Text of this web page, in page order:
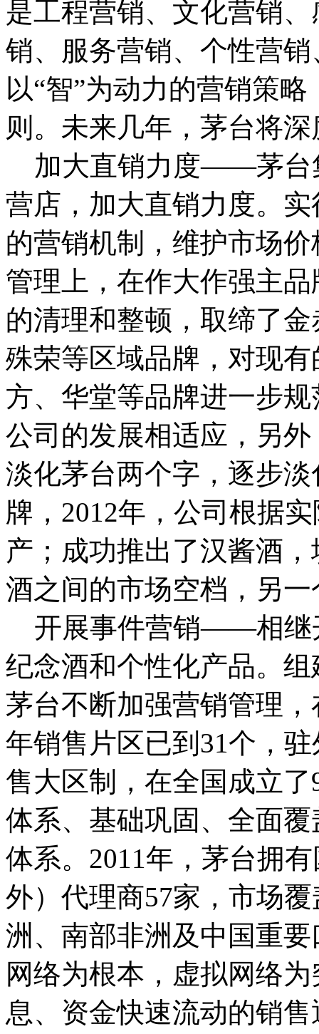
是工程营销、文化营销
销、服务营销、个性营
以“智”为动力的营销策
则。未来几年，茅台将
加大直销力度——茅台
营店，加大直销力度。
的营销机制，维护市场
管理上，在作大作强主
的清理和整顿，取缔了
殊荣等区域品牌，对现
方、华堂等品牌进一步
公司的发展相适应，另
淡化茅台两个字，逐步
牌，2012年，公司根据
产；成功推出了汉酱酒
酒之间的市场空档，另
开展事件营销——相继
纪念酒和个性化产品。
茅台不断加强营销管理
年销售片区已到31个，
售大区制，在全国成立
体系、基础巩固、全面
体系。2011年，茅台拥
外）代理商57家，市场
洲、南部非洲及中国重
网络为根本，虚拟网络
息、资金快速流动的销